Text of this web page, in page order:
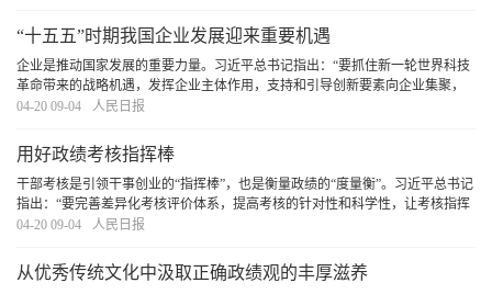
“十五五”时期我国企业发展迎来重要机遇
企业是推动国家发展的重要力量。习近平总书记指出：“要抓住新一轮世界科技
革命带来的战略机遇，发挥企业主体作用，支持和引导创新要素向企业集聚，
不断增强企业创新动力、创新活力、创新实力。”“十五五”规划纲要确定了未来
04-20 09-04 人民日报
用好政绩考核指挥棒
干部考核是引领干事创业的“指挥棒”，也是衡量政绩的“度量衡”。习近平总书记
指出：“要完善差异化考核评价体系，提高考核的针对性和科学性，让考核指挥
棒真正管用。”引导广大党员干部树立和践行正确政绩观，创造造福人民、群众
04-20 09-04 人民日报
从优秀传统文化中汲取正确政绩观的丰厚滋养